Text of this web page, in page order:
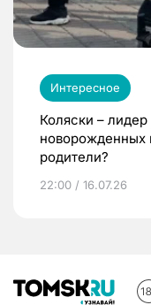
Интересное
Коляски –
новорожденных
родители?
22:00 / 16.07.26